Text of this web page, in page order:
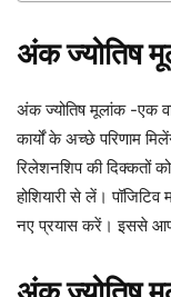
अंक ज्योतिष
अंक ज्योतिष मूलांक -एक
कार्यों के अच्छे परिणाम
रिलेशनशिप की दिक्कतों
होशियारी से लें।
नए प्रयास करें। इससे